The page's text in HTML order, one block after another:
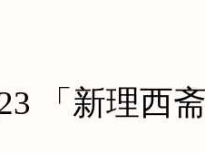
「新理西